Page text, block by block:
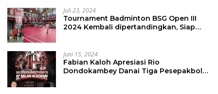
Juli 23, 2024
Tournament Badminton BSG Open III
2024 Kembali dipertandingkan, Siap
Juni 15, 2024
Fabian Kaloh Apresiasi Rio
Dondokambey Danai Tiga Pesepakbola